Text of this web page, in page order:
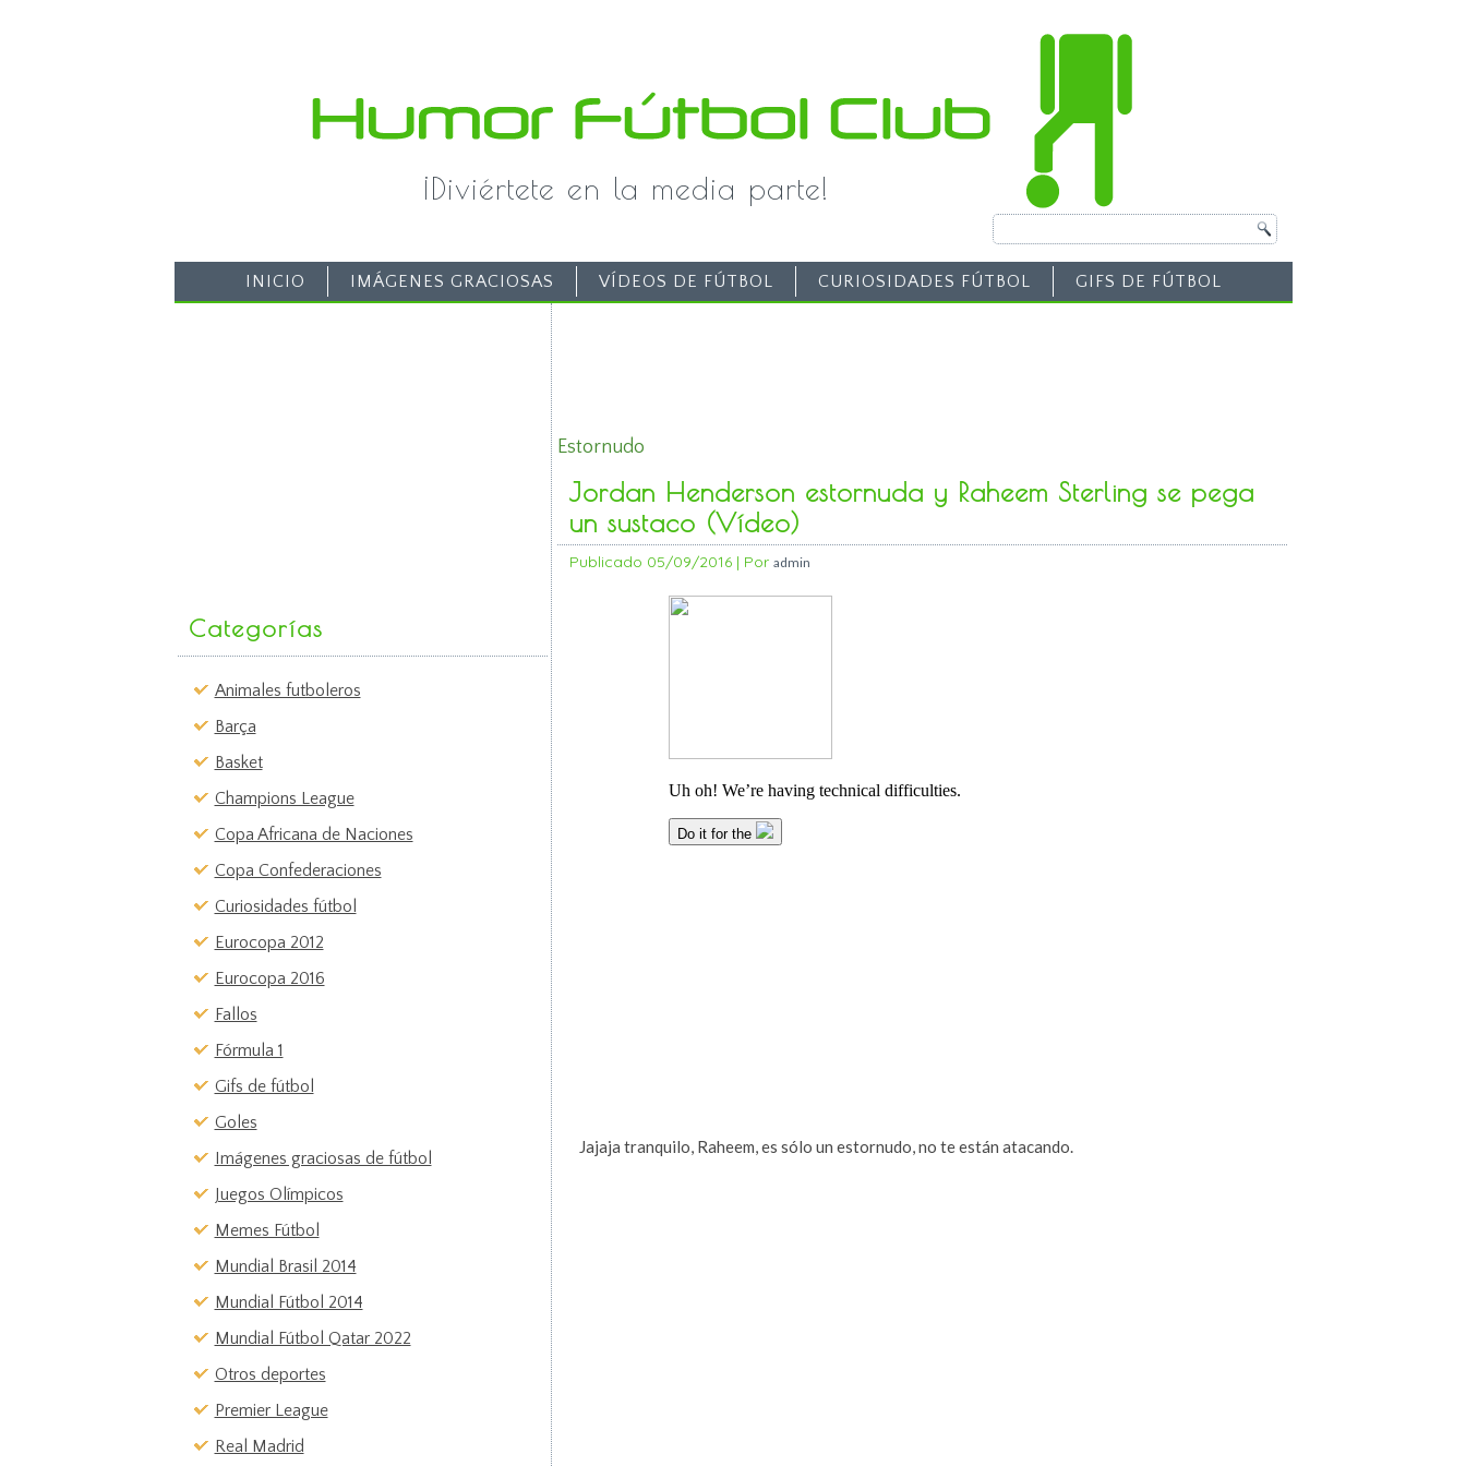
¡Diviértete en la media parte!
INICIO IMÁGENES GRACIOSAS VÍDEOS DE FÚTBOL CURIOSIDADES FÚTBOL GIFS DE FÚTBOL
Categorías
Animales futboleros
Barça
Basket
Champions League
Copa Africana de Naciones
Copa Confederaciones
Curiosidades fútbol
Eurocopa 2012
Eurocopa 2016
Fallos
Fórmula 1
Gifs de fútbol
Goles
Imágenes graciosas de fútbol
Juegos Olímpicos
Memes Fútbol
Mundial Brasil 2014
Mundial Fútbol 2014
Mundial Fútbol Qatar 2022
Otros deportes
Premier League
Real Madrid
Estornudo
Jordan Henderson estornuda y Raheem Sterling se pega
un sustaco (Vídeo)
Publicado 05/09/2016| Por admin
Jajaja tranquilo, Raheem, es sólo un estornudo, no te están atacando.